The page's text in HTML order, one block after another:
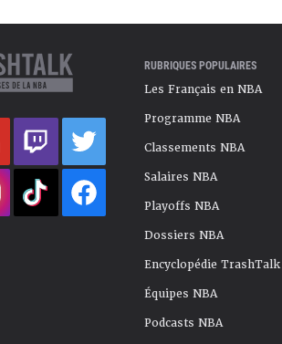
RUBRIQUES POPULAIRES
Les Français en NBA
Programme NBA
Classements NBA
Salaires NBA
Playoffs NBA
Dossiers NBA
Encyclopédie TrashTalk
Équipes NBA
Podcasts NBA